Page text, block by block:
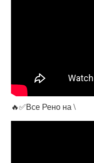
🔥✅Все Рено на \